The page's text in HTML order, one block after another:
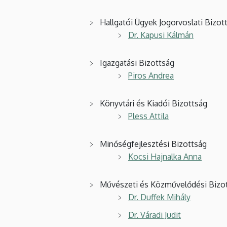
Hallgatói Ügyek Jogorvoslati
Dr. Kapusi Kálmán
Igazgatási Bizottság
Piros Andrea
Könyvtári és Kiadói Bizottság
Pless Attila
Minőségfejlesztési Bizottság
Kocsi Hajnalka Anna
Művészeti és Közművelődési
Dr. Duffek Mihály
Dr. Váradi Judit